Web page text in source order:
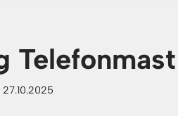
Telefonmast
27.10.2025